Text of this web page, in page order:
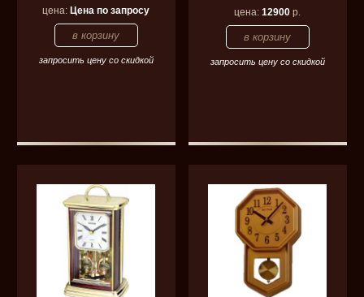
цена: Цена по запросу
запросить цену со скидкой
цена:12900 р.
запросить цену со скидкой